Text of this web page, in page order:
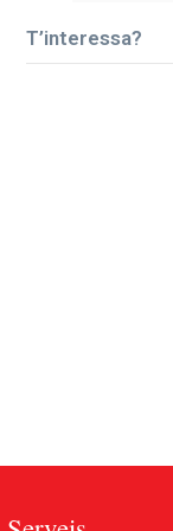
T’interessa?